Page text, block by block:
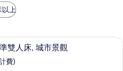
以上
Fairmont Gold, 客房, 2 張標準雙人床
雙人床, 城市景觀
費)